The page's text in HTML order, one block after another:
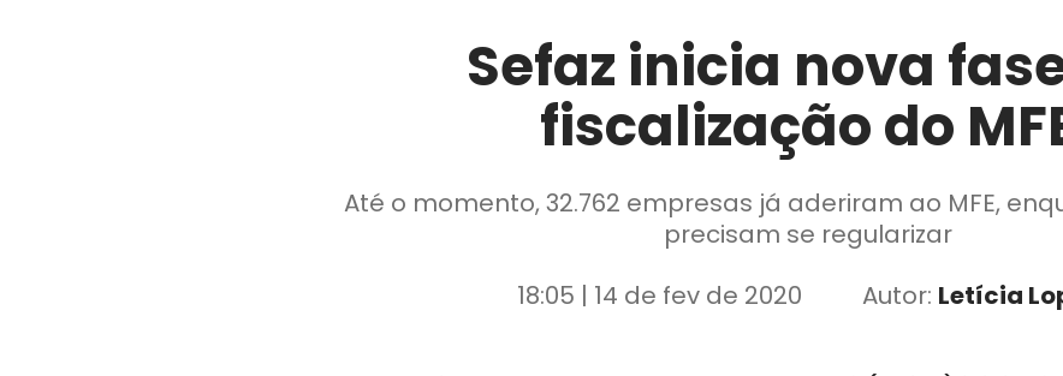
Sefaz inicia nova
fiscalização do
Até o momento, 32.762 empresas já aderiram ao MFE,
precisam se regularizar
18:05 | 14 de fev de 2020
Autor: Letícia